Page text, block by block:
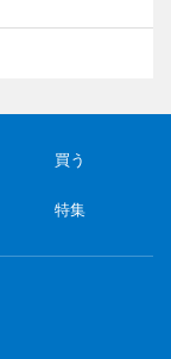
買う
特集